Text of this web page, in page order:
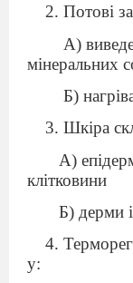
2. Потові
А)
мінеральних
Б)
3. Шкіра
А)
клітковини
Б) дерми
4.
у: